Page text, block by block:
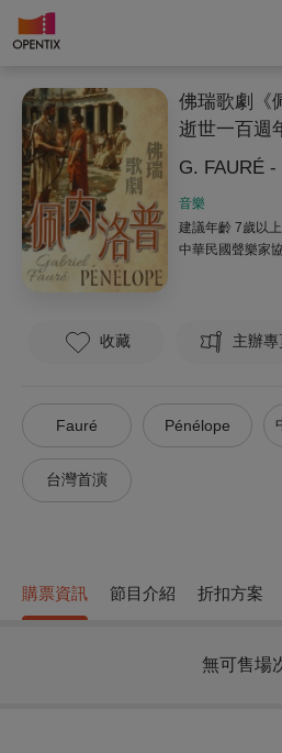
佛瑞歌劇《
逝世一百週
G. FAURÉ -
音樂
建議年齡 7歲以上
中華民國聲樂家
收藏 主辦專
Fauré Pénélope
台灣首演
購票資訊 節目介紹 折扣方案
無可售場